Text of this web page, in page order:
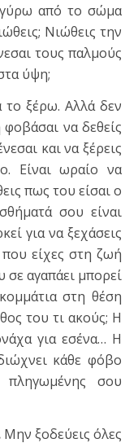
γύρω από το σώμα
Νιώθεις την
τους παλμούς
ύψη;
το ξέρω. Αλλά δεν
να δεθείς
και να ξέρεις
Είναι ωραίο να
πως του είσαι ο
σου είναι
για να ξεχάσεις
που είχες στη ζωή
αγαπάει μπορεί
στη θέση
του τι ακούς; Η
για εσένα… Η
κάθε φόβο
σου
Μην ξοδεύεις όλες